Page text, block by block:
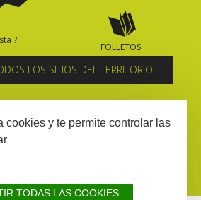
?
FOLLETOS
LOS SITIOS DEL TERRITORIO
al boletín informativo
cookies y te permite controlar las
TODAS LAS COOKIES